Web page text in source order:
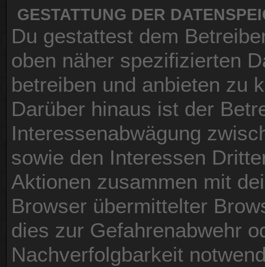
GESTATTUNG DER
Du gestattest dem
oben näher spezifizierten
betreiben und anbieten zu
Darüber hinaus ist der
Interessenabwägung
sowie den Interessen
Aktionen zusammen mit
Browser übermittelter
dies zur Gefahrenabwehr
Nachverfolgbarkeit